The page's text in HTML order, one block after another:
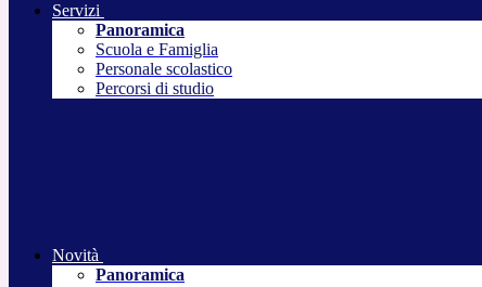
Servizi
Panoramica
Scuola e Famiglia
Personale scolastico
Percorsi di studio
Novità
Panoramica